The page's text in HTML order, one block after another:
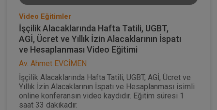
Video Eğitimler
İşçilik Alacaklarında Hafta Tatili, UGBT,
AGİ, Ücret ve Yıllık İzin Alacaklarının İspatı
ve Hesaplanması Video Eğitimi
Av. Ahmet EVCİMEN
İşçilik Alacaklarında Hafta Tatili, UGBT, AGİ, Ücret ve
Yıllık İzin Alacaklarının İspatı ve Hesaplanması isimli
online konferansın video kaydıdır. Eğitim süresi 1
saat 33 dakikadır.